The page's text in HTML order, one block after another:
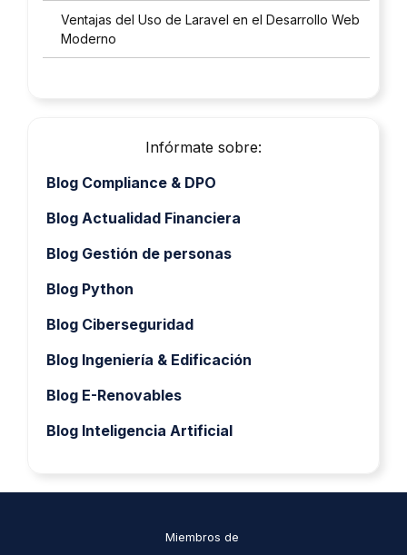
Ventajas del Uso de Laravel en el Desarrollo Web
Moderno
Infórmate sobre:
Blog Compliance & DPO
Blog Actualidad Financiera
Blog Gestión de personas
Blog Python
Blog Ciberseguridad
Blog Ingeniería & Edificación
Blog E-Renovables
Blog Inteligencia Artificial
Miembros de